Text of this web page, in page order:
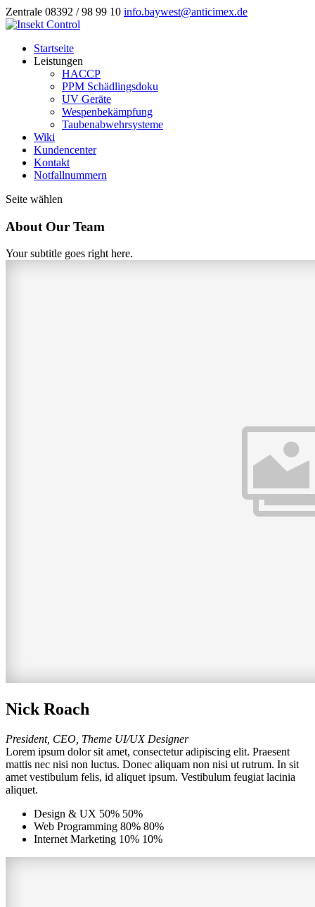
Zentrale 08392 / 98 99 10 info.baywest@anticimex.de
Startseite
Leistungen
HACCP
PPM Schädlingsdoku
UV Geräte
Wespenbekämpfung
Taubenabwehrsysteme
Wiki
Kundencenter
Kontakt
Notfallnummern
Seite wählen
About Our Team
Your subtitle goes right here.
Nick Roach
President, CEO, Theme UI/UX Designer
Lorem ipsum dolor sit amet, consectetur adipiscing elit. Praesent
mattis nec nisi non luctus. Donec aliquam non nisi ut rutrum. In sit
amet vestibulum felis, id aliquet ipsum. Vestibulum feugiat lacinia
aliquet.
Design & UX 50% 50%
Web Programming 80% 80%
Internet Marketing 10% 10%